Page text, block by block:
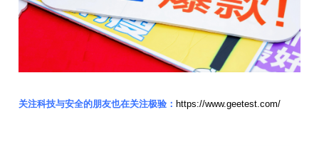
关注科技与安全的朋友也在关注极验： https://www.geetest.com/